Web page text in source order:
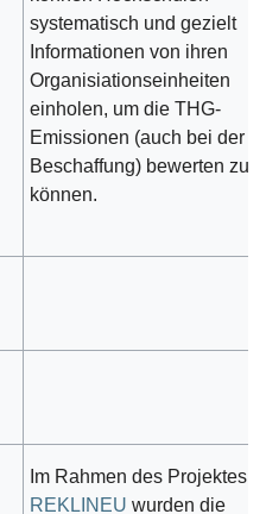
systematisch und gezielt
Informationen von ihren
Organisiationseinheiten
einholen, um die THG-
Emissionen (auch bei der
Beschaffung) bewerten zu
können.
Im Rahmen des Projektes
REKLINEU wurden die